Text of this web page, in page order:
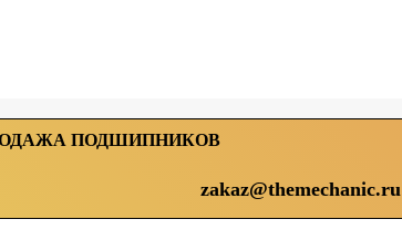
ПОДШИПНИКОВ
zakaz@themechanic.ru